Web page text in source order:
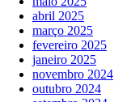
abril 2025
março 2025
fevereiro 2025
janeiro 2025
novembro 2024
outubro 2024